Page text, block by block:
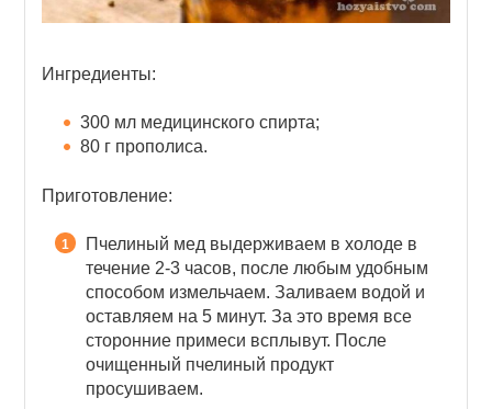
Ингредиенты:
300 мл медицинского спирта;
80 г прополиса.
Приготовление:
Пчелиный мед выдерживаем в холоде в
течение 2-3 часов, после любым удобным
способом измельчаем. Заливаем водой и
оставляем на 5 минут. За это время все
сторонние примеси всплывут. После
очищенный пчелиный продукт
просушиваем.